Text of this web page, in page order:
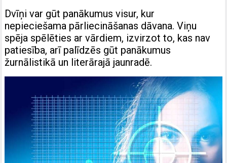
Dvīņi var gūt panākumus visur, kur
nepieciešama pārliecināšanas dāvana. Viņu
spēja spēlēties ar vārdiem, izvirzot to, kas nav
patiesība, arī palīdzēs gūt panākumus
žurnālistikā un literārajā jaunradē.